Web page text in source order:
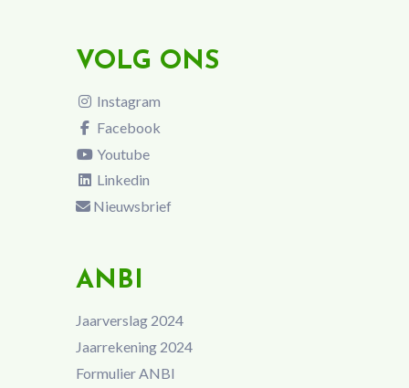
VOLG ONS
Instagram
Facebook
Youtube
Linkedin
Nieuwsbrief
ANBI
Jaarverslag 2024
Jaarrekening 2024
Formulier ANBI